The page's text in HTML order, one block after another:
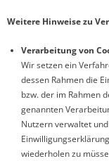
Weitere Hinweise zu
Verarbeitung von
Wir setzen ein
dessen Rahmen die
bzw. der im Rahmen
genannten
Nutzern verwaltet
wiederholen zu